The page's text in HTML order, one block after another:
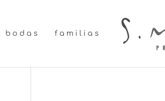
bodas familias